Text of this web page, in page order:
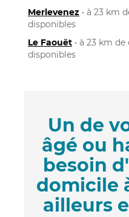
Merlevenez • à 23 km
disponibles
Le Faouët • à 23 km
disponibles
Un de
âgé ou
besoin
domicile
ailleurs